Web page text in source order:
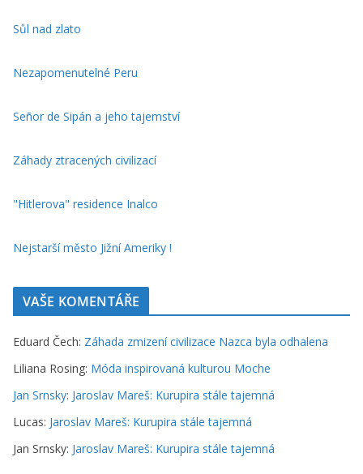
Sůl nad zlato
Nezapomenutelné Peru
Señor de Sipán a jeho tajemství
Záhady ztracených civilizací
"Hitlerova" residence Inalco
Nejstarší město Jižní Ameriky !
VAŠE KOMENTÁŘE
Eduard Čech: Záhada zmizení civilizace Nazca byla odhalena
Liliana Rosing: Móda inspirovaná kulturou Moche
Jan Srnsky: Jaroslav Mareš: Kurupira stále tajemná
Lucas: Jaroslav Mareš: Kurupira stále tajemná
Jan Srnsky: Jaroslav Mareš: Kurupira stále tajemná